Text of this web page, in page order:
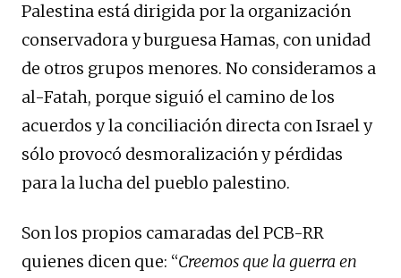
Palestina está dirigida por la organización
conservadora y burguesa Hamas, con unidad
de otros grupos menores. No consideramos a
al-Fatah, porque siguió el camino de los
acuerdos y la conciliación directa con Israel y
sólo provocó desmoralización y pérdidas
para la lucha del pueblo palestino.
Son los propios camaradas del PCB-RR
quienes dicen que: “Creemos que la guerra en